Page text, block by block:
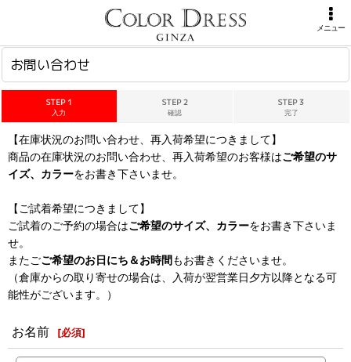
メニュー
お問い合わせ
STEP 1
入力
STEP 2
確認
STEP 3
完了
【在庫状況のお問い合わせ、再入荷希望につきまして】
商品の在庫状況のお問い合わせ、再入荷希望のお客様はご希望のサ
イズ、カラーをお書き下さいませ。
【ご試着希望につきまして】
ご試着のご予約の場合はご希望のサイズ、カラーをお書き下さいま
せ。
またごご希望のお日にち＆お時間もお書きくださいませ。
（倉庫からの取り寄せの場合は、入荷が翌営業日夕方以降となる可
能性がございます。）
お名前 [必須]